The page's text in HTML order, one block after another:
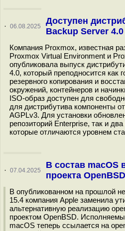
· 06.08.2025
Доступен
Backup Server 4.0
Компания Proxmox, известная
Proxmox Virtual Environment и
опубликовала выпуск
4.0, который преподносится как
резервного копирования и
окружений, контейнеров и
ISO-образ доступен для
для дистрибутива компоненты
AGPLv3. Для установки
репозиторий Enterprise, так и
которые отличаются уровнем
· 07.04.2025
В состав macOS
проекта OpenBSD
В опубликованном на прошлой
15.4 компания Apple заменила
альтернативную реализацию
проектом OpenBSD.
macOS теперь ссылается на